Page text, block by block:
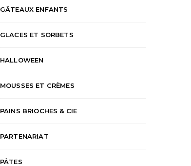
GÂTEAUX ENFANTS
GLACES ET SORBETS
HALLOWEEN
MOUSSES ET CRÈMES
PAINS BRIOCHES & CIE
PARTENARIAT
PÂTES